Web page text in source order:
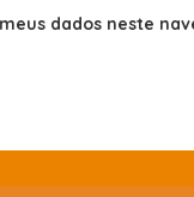
dados neste